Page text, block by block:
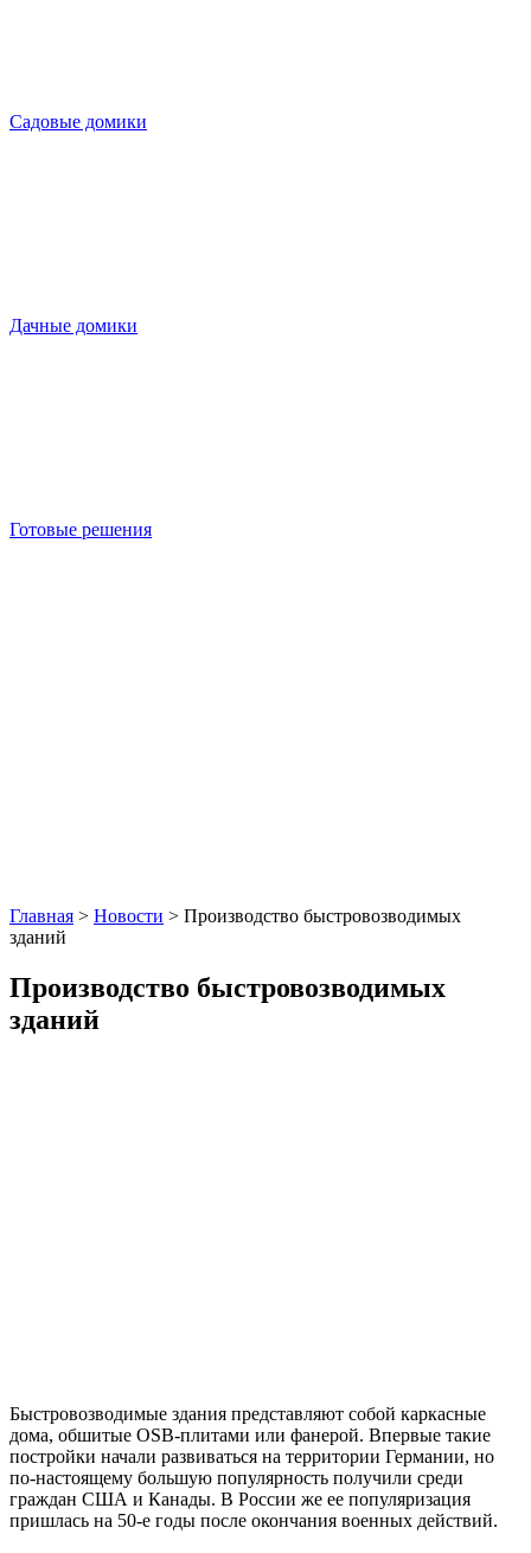
Садовые домики
Дачные домики
Готовые решения
Главная > Новости > Производство быстровозводимых
зданий
Производство быстровозводимых
зданий
Быстровозводимые здания представляют собой каркасные
дома, обшитые OSB-плитами или фанерой. Впервые такие
постройки начали развиваться на территории Германии, но
по-настоящему большую популярность получили среди
граждан США и Канады. В России же ее популяризация
пришлась на 50-е годы после окончания военных действий.